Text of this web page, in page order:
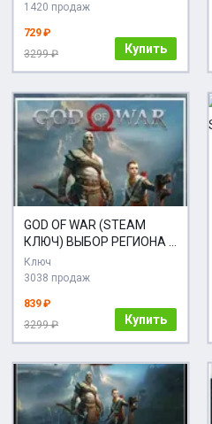
1420 продаж
729 ₽
3299 ₽
Купить
GOD OF WAR (STEAM
КЛЮЧ) ВЫБОР РЕГИОНА +
ПОДАРОК
Ключ
3038 продаж
839 ₽
3299 ₽
Купить